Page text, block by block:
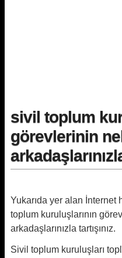
sivil toplum
görevlerinin
Yukarıda yer alan İnternet
toplum kuruluşlarının
arkadaşlarınızla tartışınız.
Sivil toplum kuruluşları